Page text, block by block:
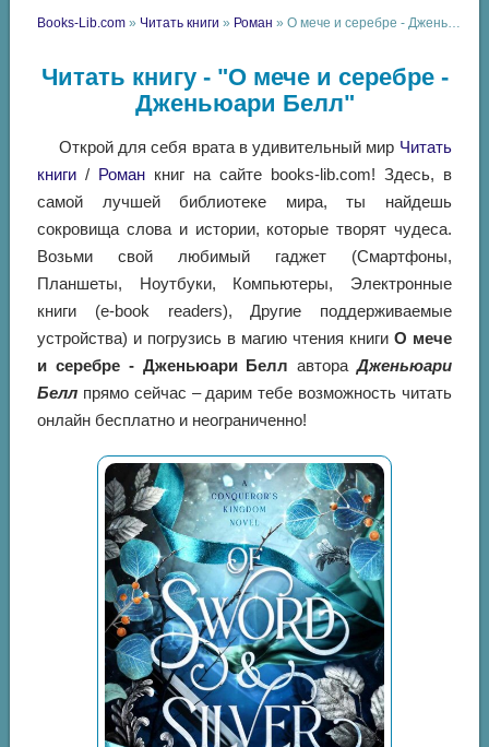
Books-Lib.com » Читать книги » Роман » О мече и серебре - Дженьюари Белл
Читать книгу - "О мече и серебре -
Дженьюари Белл"
Открой для себя врата в удивительный мир Читать
книги / Роман книг на сайте books-lib.com! Здесь, в
самой лучшей библиотеке мира, ты найдешь
сокровища слова и истории, которые творят чудеса.
Возьми свой любимый гаджет (Смартфоны,
Планшеты, Ноутбуки, Компьютеры, Электронные
книги (e-book readers), Другие поддерживаемые
устройства) и погрузись в магию чтения книги О мече
и серебре - Дженьюари Белл автораДженьюари
Белл прямо сейчас – дарим тебе возможность читать
онлайн бесплатно и неограниченно!